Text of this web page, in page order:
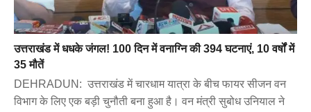
उत्तराखंड में धधके जंगल! 100 दिन में वनाग्नि की 394 घटनाएं, 10 वर्षों में
35 मौतें
DEHRADUN: उत्तराखंड में चारधाम यात्रा के बीच फायर सीजन वन
विभाग के लिए एक बड़ी चुनौती बना हुआ है। वन मंत्री सुबोध उनियाल ने